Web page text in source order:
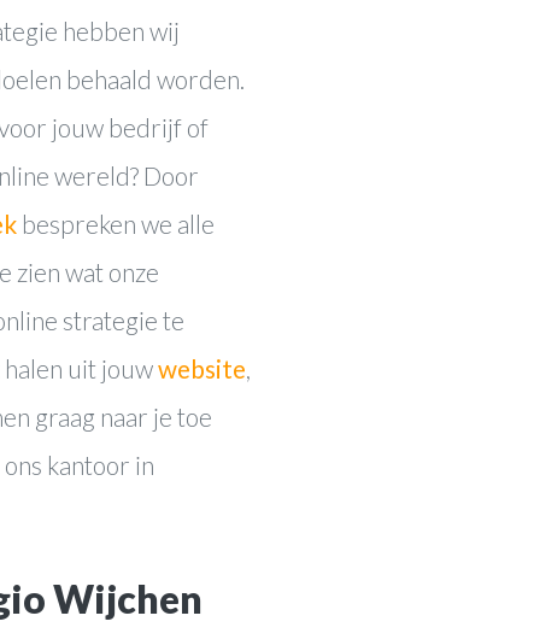
hebben wij
behaald worden.
jouw bedrijf of
wereld? Door
bespreken we alle
zien wat onze
strategie te
uit jouwwebsite
graag naar je toe
kantoor in
Wijchen